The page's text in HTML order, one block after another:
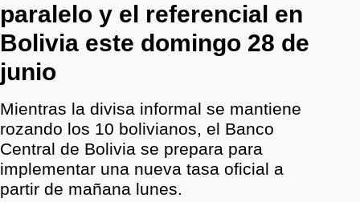
paralelo y el referencial en
Bolivia este domingo 28 de
junio
Mientras la divisa informal se mantiene
rozando los 10 bolivianos, el Banco
Central de Bolivia se prepara para
implementar una nueva tasa oficial a
partir de mañana lunes.